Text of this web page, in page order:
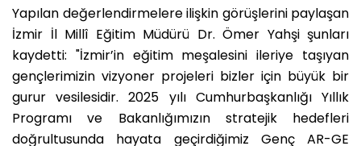
Yapılan değerlendirmelere ilişkin görüşlerini paylaşan
İzmir İl Millî Eğitim Müdürü Dr. Ömer Yahşi şunları
kaydetti: "İzmir’in eğitim meşalesini ileriye taşıyan
gençlerimizin vizyoner projeleri bizler için büyük bir
gurur vesilesidir. 2025 yılı Cumhurbaşkanlığı Yıllık
Programı ve Bakanlığımızın stratejik hedefleri
doğrultusunda hayata geçirdiğimiz Genç AR-GE